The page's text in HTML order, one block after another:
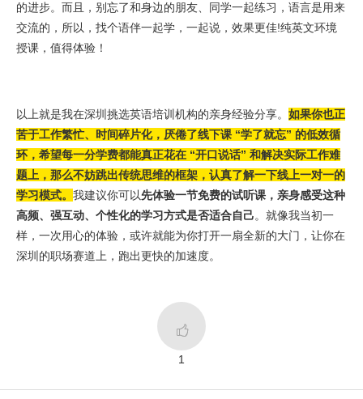
的进步。而且，别忘了和身边的朋友、同学一起练习，语言是用来
交流的，所以，找个语伴一起学，一起说，效果更佳!纯英文环境
授课，值得体验！
以上就是我在深圳挑选英语培训机构的亲身经验分享。 如果你也正
苦于工作繁忙、时间碎片化，厌倦了线下课 “学了就忘” 的低效循
环，希望每一分学费都能真正花在 “开口说话” 和解决实际工作难
题上，那么不妨跳出传统思维的框架，认真了解一下线上一对一的
学习模式。 我建议你可以先体验一节免费的试听课，亲身感受这种
高频、强互动、个性化的学习方式是否适合自己。就像我当初一
样，一次用心的体验，或许就能为你打开一扇全新的大门，让你在
深圳的职场赛道上，跑出更快的加速度。

1